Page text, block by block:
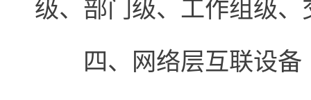
级、部门级、工作组级
四、网络层互联设备